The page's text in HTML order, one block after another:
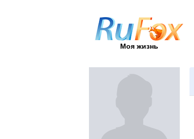
Моя жизнь